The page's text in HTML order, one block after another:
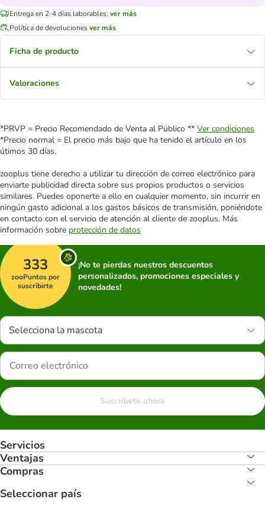
Entrega en 2-4 días laborables: ver más
Política de devolucionesver más
Ficha de producto
Valoraciones
*PRVP = Precio Recomendado de Venta al Público ** Ver condiciones
*Precio normal = El precio más bajo que ha tenido el artículo en los
útimos 30 días.
zooplus tiene derecho a utilizar tu dirección de correo electrónico para
enviarte publicidad directa sobre sus propios productos o servicios
similares. Puedes oponerte a ello en cualquier momento, sin incurrir en
ningún gasto adicional a los gastos básicos de transmisión, poniéndote
en contacto con el servicio de atención al cliente de zooplus. Más
información sobre protección de datos
333
zooPuntos por
suscribirte
¡No te pierdas nuestros descuentos
personalizados, promociones especiales y
novedades!
Selecciona la mascota
Suscríbete ahora
Servicios
Ventajas
Compras
Seleccionar país